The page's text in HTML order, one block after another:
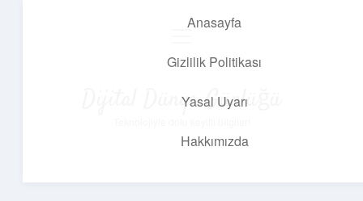
Anasayfa
Gizlilik Politikası
Yasal Uyarı
Hakkımızda
Dijital Dünya Günlüğü